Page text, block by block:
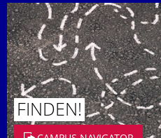
FINDEN!